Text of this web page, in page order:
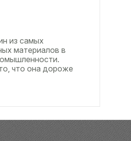
из самых
материалов в
что она дороже
очень часто
изготовления...